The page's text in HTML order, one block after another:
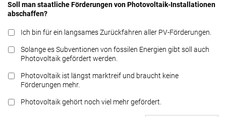
Soll man staatliche Förderungen von Photovoltaik-Installationen
abschaffen?
Ich bin für ein langsames Zurückfahren aller PV-Förderungen.
Solange es Subventionen von fossilen Energien gibt soll auch
Photovoltaik gefördert werden.
Photovoltaik ist längst marktreif und braucht keine
Förderungen mehr.
Photovoltaik gehört noch viel mehr gefördert.